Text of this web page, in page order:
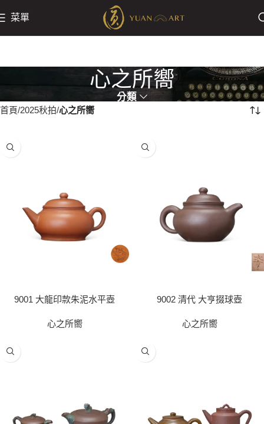
菜單
心之所嚮
分類
首頁 2025秋拍 心之所嚮
9001 大龍印款朱泥水平壺
心之所嚮
9002 清代 大亨掇球壺
心之所嚮